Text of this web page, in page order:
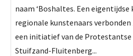
naam ‘Boshaltes. Een eigentijdse
regionale kunstenaars
een initiatief van de Protestantse
Stuifzand-Fluitenberg...